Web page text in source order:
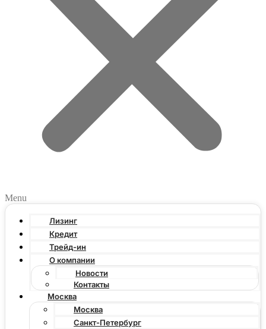
Menu
Лизинг
Кредит
Трейд-ин
О компании
Новости
Контакты
Москва
Москва
Санкт-Петербург